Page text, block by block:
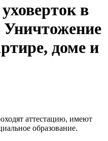
в
доме и
аттестацию, имеют
образование.